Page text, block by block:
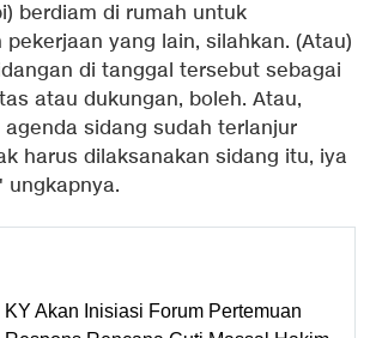
berdiam di rumah untuk
yang lain, silahkan. (Atau)
di tanggal tersebut sebagai
atau dukungan, boleh. Atau,
sidang sudah terlanjur
harus dilaksanakan sidang itu, iya
ungkapnya.
KY Akan Inisiasi Forum Pertemuan